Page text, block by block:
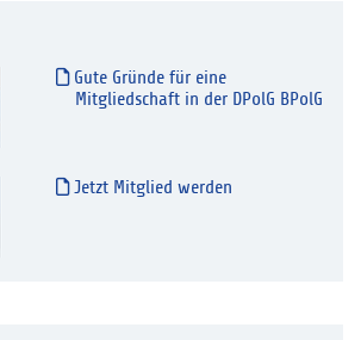
Gute Gründe für eine
Mitgliedschaft in der DPolG BPolG
Jetzt Mitglied werden